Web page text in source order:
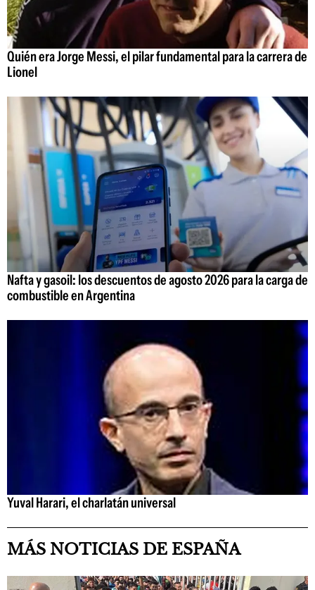
Quién era Jorge Messi, el pilar fundamental para la carrera de
Lionel
Nafta y gasoil: los descuentos de agosto 2026 para la carga de
combustible en Argentina
Yuval Harari, el charlatán universal
MÁS NOTICIAS DE ESPAÑA